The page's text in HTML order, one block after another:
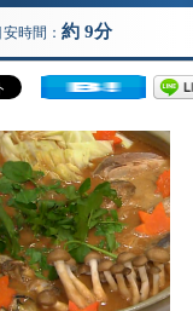
時間： 約 9分